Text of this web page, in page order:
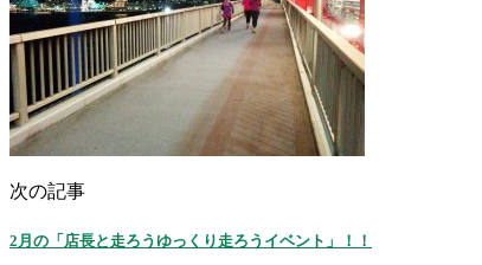
次の記事
2月の「店長と走ろうゆっくり走ろうイベント」！！